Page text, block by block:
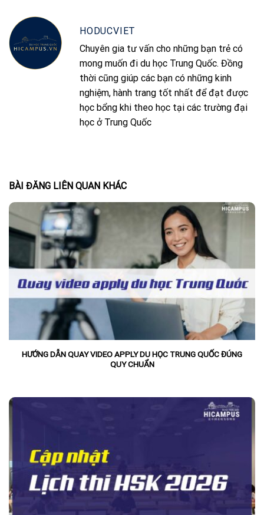
HODUCVIET
Chuyên gia tư vấn cho những bạn trẻ có
mong muốn đi du học Trung Quốc. Đồng
thời cũng giúp các bạn có những kinh
nghiệm, hành trang tốt nhất để đạt được
học bổng khi theo học tại các trường đại
học ở Trung Quốc
BÀI ĐĂNG LIÊN QUAN KHÁC
HƯỚNG DẪN QUAY VIDEO APPLY DU HỌC TRUNG QUỐC ĐÚNG
QUY CHUẨN